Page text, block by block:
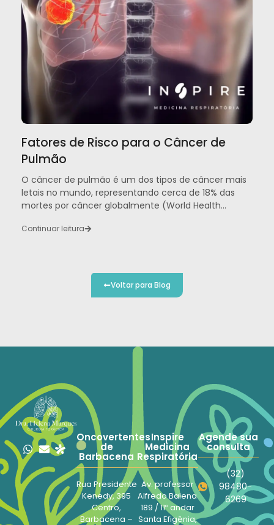
Fatores de Risco para o Câncer de
Pulmão
O câncer de pulmão é um dos tipos de câncer mais
letais no mundo, representando cerca de 18% das
mortes por câncer globalmente (World Health...
Continuar leitura
Voltar para Blog
Oncovertentes
de
Barbacena
Rua Presidente
Kenedy, 395
Centro,
Barbacena –
Inspire
Medicina
Respiratória
Av. professor
Alfredo Balena
189 / 11º andar
Santa Efigênia,
Agende sua
consulta
(32)
98480-
6269